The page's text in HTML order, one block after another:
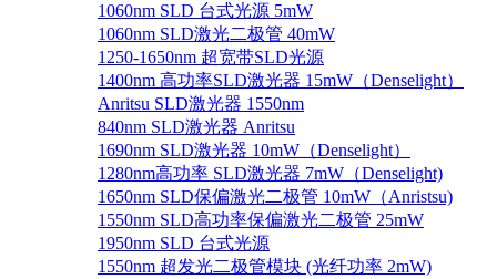
1060nm SLD 台式光源 5mW
1060nm SLD激光二极管 40mW
1250-1650nm 超宽带SLD光源
1400nm 高功率SLD激光器 15mW（Denselight）
Anritsu SLD激光器 1550nm
840nm SLD激光器 Anritsu
1690nm SLD激光器 10mW（Denselight）
1280nm高功率 SLD激光器 7mW（Denselight)
1650nm SLD保偏激光二极管 10mW（Anristsu)
1550nm SLD高功率保偏激光二极管 25mW
1950nm SLD 台式光源
1550nm 超发光二极管模块 (光纤功率 2mW)